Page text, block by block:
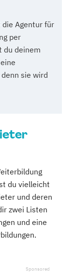
Agentur für
per
du deinem
sie wird
du vielleicht
und deren
zwei Listen
und eine